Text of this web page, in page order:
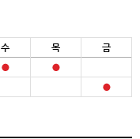
수 목
금